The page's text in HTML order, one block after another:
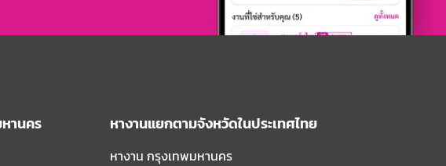
านคร หางานแยกตามจังหวัดในประเทศไทย
หางาน กรุงเทพมหานคร